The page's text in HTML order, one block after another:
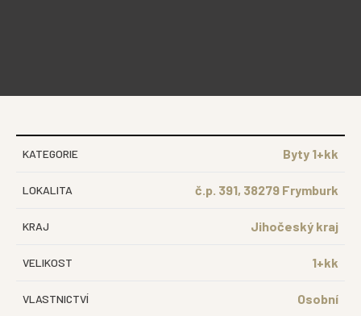
KATEGORIE Byty 1+kk
LOKALITA č.p. 391, 38279 Frymburk
KRAJ Jihočeský kraj
VELIKOST 1+kk
VLASTNICTVÍ Osobní